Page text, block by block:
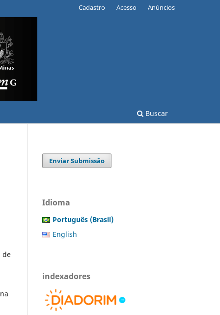
Buscar
Cadastro Acesso Anúncios
de
Enviar Submissão
Idioma
Português (Brasil)
English
indexadores